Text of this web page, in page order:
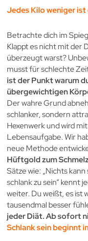
Jedes Kilo weniger
Betrachte dich im
Klappt es nicht mit der
überzeugt warst?
musst für schlechte
ist der Punkt warum
übergewichtigen
Der wahre Grund
schlanker, sondern
Hexenwerk und wird
Lebensaufgabe. Wir
neue Methode
Hüftgold zum
Sätze wie: „Nichts
schlank zu sein“ kennt
weiter. Du weißt, es ist
tausendmal besser
jeder Diät. Ab sofort
Schlank sein beginnt